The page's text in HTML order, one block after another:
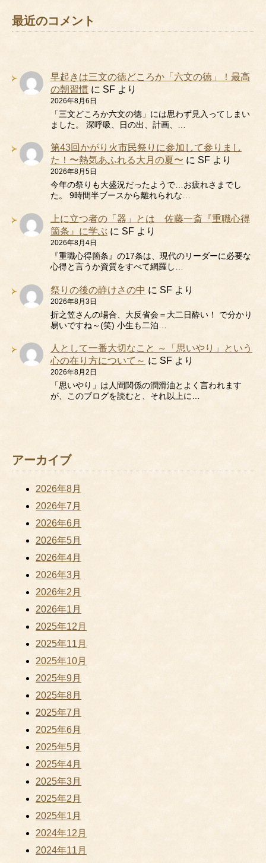
最近のコメント
早起きは三文の徳どころか「六文の徳」！最高
の朝習慣 に SF より
2026年8月6日
「三文どころか六文の徳」には思わず見入ってしまい
ました。 深呼吸、日の出、計画、…
第43回かがり火市民祭りに参加して参りまし
た！〜熱気あふれる大月の夏〜 に SF より
2026年8月5日
今年の祭りも大盛況だったようで…お疲れさまでし
た。 9時間半ブースから離れられな…
上に立つ者の「器」とは 佐藤一斎『重職心得
箇条』に学ぶ に SF より
2026年8月4日
『重職心得箇条』の17条は、現代のリーダーに必要な
心得と言うか資質をすべて網羅し…
祭りの後の静けさの中 に SF より
2026年8月3日
折之笠さんの場合、大反省会＝大二日酔い！ で分かり
易いですね～(笑) 小生も二泊…
人として一番大切なこと ～「思いやり」という
心の在り方について～ に SF より
2026年8月2日
「思いやり」は人間関係の潤滑油とよく言われます
が、このブログを読むと、それ以上に…
アーカイブ
2026年8月
2026年7月
2026年6月
2026年5月
2026年4月
2026年3月
2026年2月
2026年1月
2025年12月
2025年11月
2025年10月
2025年9月
2025年8月
2025年7月
2025年6月
2025年5月
2025年4月
2025年3月
2025年2月
2025年1月
2024年12月
2024年11月